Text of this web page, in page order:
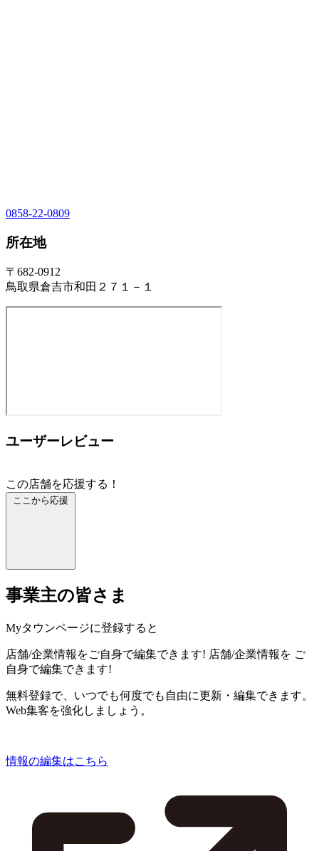
0858-22-0809
所在地
〒682-0912
鳥取県倉吉市和田２７１－１
ユーザーレビュー
この店舗を応援する！
ここから応援
事業主の皆さま
Myタウンページに登録すると
店舗/企業情報をご自身で編集できます! 店舗/企業情報を ご
自身で編集できます!
無料登録で、いつでも何度でも自由に更新・編集できます。
Web集客を強化しましょう。
情報の編集はこちら